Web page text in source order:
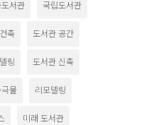
도서관 국립도서관
축 도서관 공간
링 도서관 신축
극물 리모델링
미래 도서관